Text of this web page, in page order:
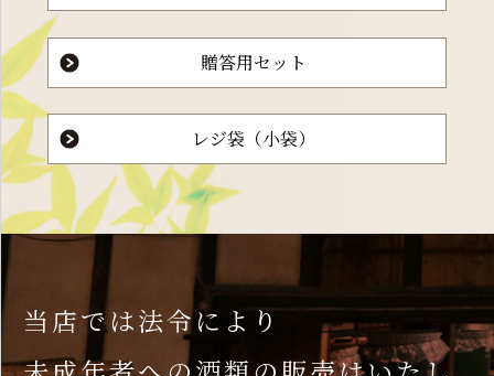
贈答用セット
レジ袋（小袋）
当店では法令により